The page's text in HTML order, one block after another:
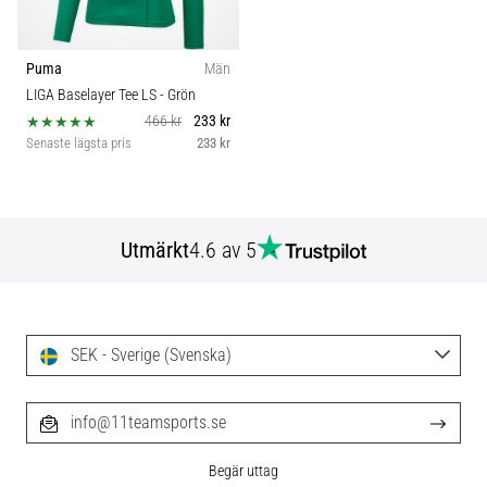
Puma
Män
LIGA Baselayer Tee LS- Grön
466 kr
233 kr
Senaste lägsta pris 233 kr
Utmärkt4.6 av 5
SEK - Sverige (Svenska)
info@11teamsports.se
Begär uttag